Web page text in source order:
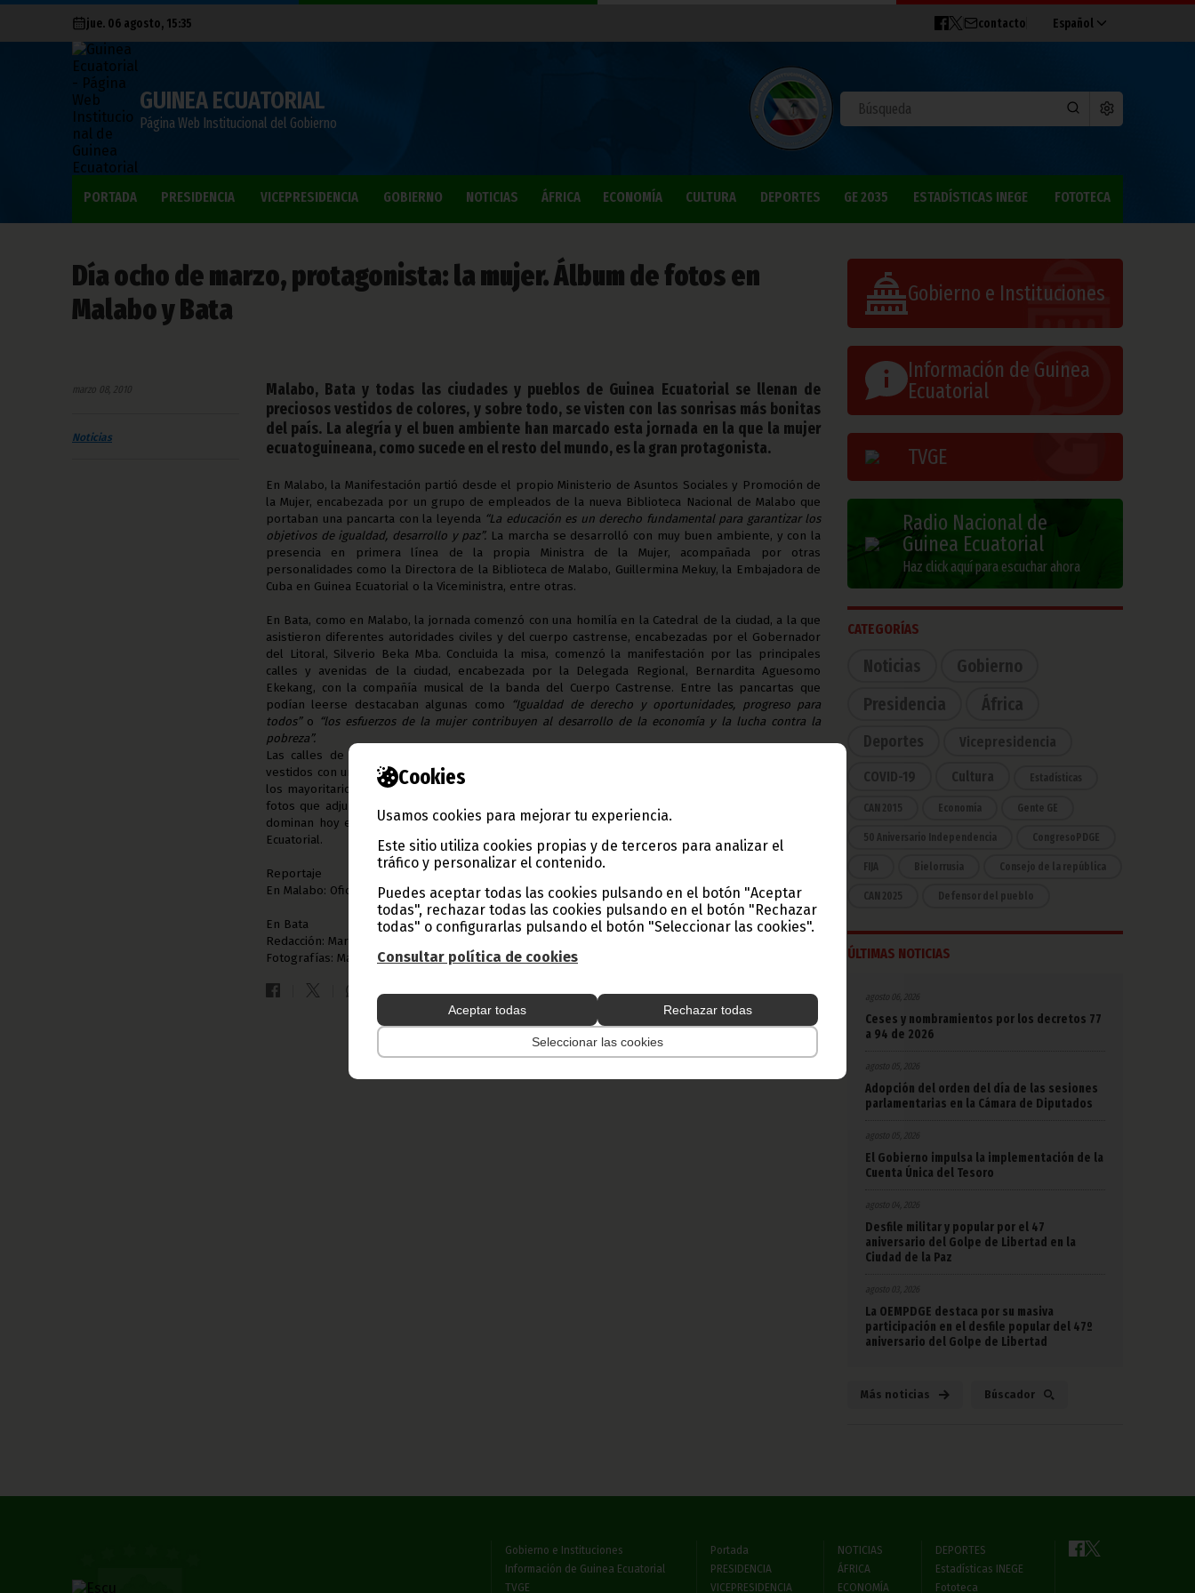
Cookies
Usamos cookies para mejorar tu experiencia.
Este sitio utiliza cookies propias y de terceros para analizar el
tráfico y personalizar el contenido.
Puedes aceptar todas las cookies pulsando en el botón "Aceptar
todas", rechazar todas las cookies pulsando en el botón "Rechazar
todas" o configurarlas pulsando el botón "Seleccionar las cookies".
Consultar política de cookies
Aceptar todas Rechazar todas
Seleccionar las cookies
jue. 06 agosto, 15:35 contacto Español
GUINEA ECUATORIAL
Página Web Institucional del Gobierno
PORTADA PRESIDENCIA VICEPRESIDENCIA GOBIERNO NOTICIAS ÁFRICA ECONOMÍA CULTURA DEPORTES GE 2035 ESTADÍSTICAS INEGE FOTOTECA
Día ocho de marzo, protagonista: la mujer. Álbum de fotos en
Malabo y Bata
marzo 08, 2010
Noticias
Malabo, Bata y todas las ciudades y pueblos de Guinea Ecuatorial se llenan de
preciosos vestidos de colores, y sobre todo, se visten con las sonrisas más bonitas
del país. La alegría y el buen ambiente han marcado esta jornada en la que la mujer
ecuatoguineana, como sucede en el resto del mundo, es la gran protagonista.
En Malabo, la Manifestación partió desde el propio Ministerio de Asuntos Sociales y Promoción de
la Mujer, encabezada por un grupo de empleados de la nueva Biblioteca Nacional de Malabo que
portaban una pancarta con la leyenda “La educación es un derecho fundamental para garantizar los
objetivos de igualdad, desarrollo y paz”. La marcha se desarrolló con muy buen ambiente, y con la
presencia en primera línea de la propia Ministra de la Mujer, acompañada por otras
personalidades como la Directora de la Biblioteca de Malabo, Guillermina Mekuy, la Embajadora de
Cuba en Guinea Ecuatorial o la Viceministra, entre otras.
En Bata, como en Malabo, la jornada comenzó con una homilía en la Catedral de la ciudad, a la que
asistieron diferentes autoridades civiles y del cuerpo castrense, encabezadas por el Gobernador
del Litoral, Silverio Beka Mba. Concluida la misa, comenzó la manifestación por las principales
calles y avenidas de la ciudad, encabezada por la Delegada Regional, Bernardita Aguesomo
Ekekang, con la compañía musical de la banda del Cuerpo Castrense. Entre las pancartas que
podían leerse destacaban algunas como “Igualdad de derecho y oportunidades, progreso para
todos”o “los esfuerzos de la mujer contribuyen al desarrollo de la economía y la lucha contra la
pobreza”.
Las calles de Bata también se llenaron del mismo color y alegría que en Malabo: preciosos
vestidos con un sinfín de formas y modelos tomaron las calles. Los colores de la bandera fueron
los mayoritarios, aunque este año también hubo amarillos y otros tonos diferentes. El álbum de
fotos que adjuntamos a continuación describe con imágenes la alegría, la fiesta y la belleza que
dominan hoy en el Día de la Mujer, una fiesta que se celebra de forma muy especial en Guinea
Ecuatorial.
Reportaje
En Malabo: Oficina de I. P. de G. E.
En Bata
Redacción: María Jesús Nsang Nguema
Fotografías: Matías Nsang Esono
Gobierno e Instituciones
Información de Guinea
Ecuatorial
TVGE
Radio Nacional de
Guinea Ecuatorial
Haz click aquí para escuchar ahora
CATEGORÍAS
Noticias
Gobierno
Presidencia
África
Deportes Vicepresidencia
COVID-19 Cultura Estadísticas
CAN 2015 Economía Gente GE
50 Aniversario Independencia CongresoPDGE
FIJA Bielorrusia Consejo de la república
CAN 2025 Defensor del pueblo
ÚLTIMAS NOTICIAS
agosto 06, 2026
Ceses y nombramientos por los decretos 77
a 94 de 2026
agosto 05, 2026
Adopción del orden del día de las sesiones
parlamentarias en la Cámara de Diputados
agosto 05, 2026
El Gobierno impulsa la implementación de la
Cuenta Única del Tesoro
agosto 04, 2026
Desfile militar y popular por el 47
aniversario del Golpe de Libertad en la
Ciudad de la Paz
agosto 03, 2026
La OEMPDGE destaca por su masiva
participación en el desfile popular del 47º
aniversario del Golpe de Libertad
Más noticias Búscador
Gobierno e Instituciones
Información de Guinea Ecuatorial
TVGE
Portada
PRESIDENCIA
VICEPRESIDENCIA
NOTICIAS
ÁFRICA
ECONOMÍA
DEPORTES
Estadísticas INEGE
Fototeca